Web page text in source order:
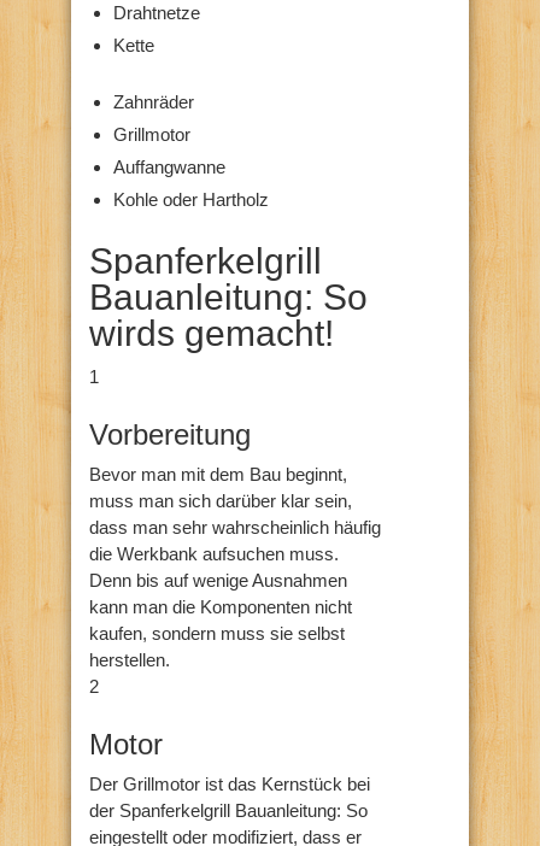
Drahtnetze
Kette
Zahnräder
Grillmotor
Auffangwanne
Kohle oder Hartholz
Spanferkelgrill
Bauanleitung: So
wirds gemacht!
1
Vorbereitung
Bevor man mit dem Bau beginnt,
muss man sich darüber klar sein,
dass man sehr wahrscheinlich häufig
die Werkbank aufsuchen muss.
Denn bis auf wenige Ausnahmen
kann man die Komponenten nicht
kaufen, sondern muss sie selbst
herstellen.
2
Motor
Der Grillmotor ist das Kernstück bei
der Spanferkelgrill Bauanleitung: So
eingestellt oder modifiziert, dass er